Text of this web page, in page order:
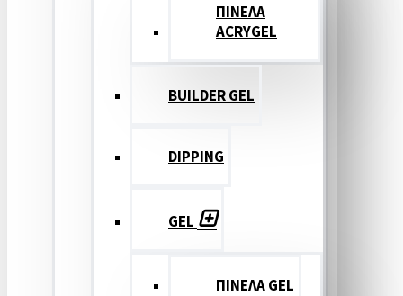
ΠΙΝΕΛΑ
ACRYGEL
BUILDER GEL
DIPPING
GEL
ΠΙΝΕΛΑ GEL